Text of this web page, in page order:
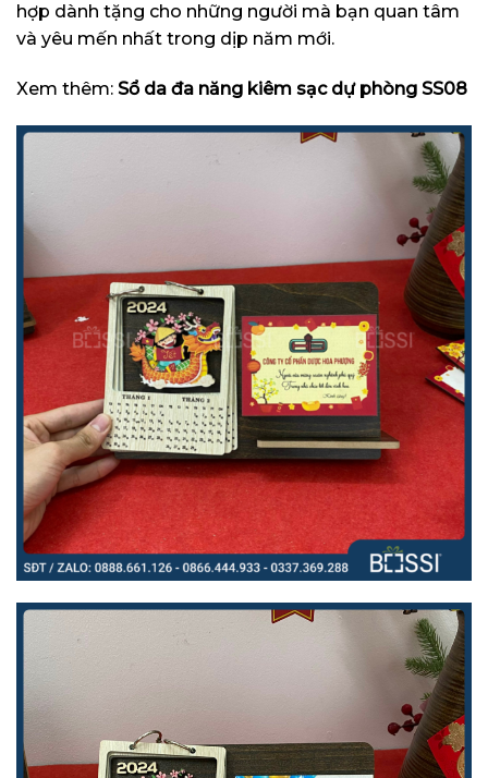
hợp dành tặng cho những người mà bạn quan tâm
và yêu mến nhất trong dịp năm mới.
Xem thêm: Sổ da đa năng kiêm sạc dự phòng SS08